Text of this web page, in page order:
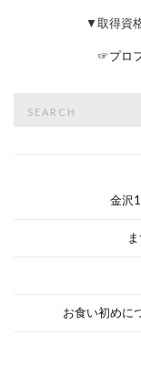
▼取得資
☞プロ
金沢
お食い初めに